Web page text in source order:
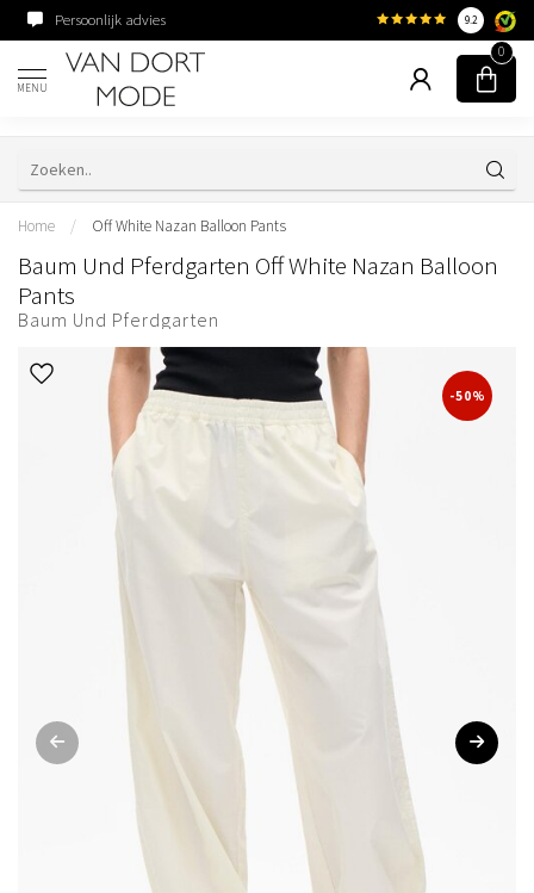
Persoonlijk advies Familiebedrijf sinds
9.2
MENU
0
Home / Off White Nazan Balloon Pants
Baum Und Pferdgarten Off White Nazan Balloon
Pants
Baum Und Pferdgarten
-50%